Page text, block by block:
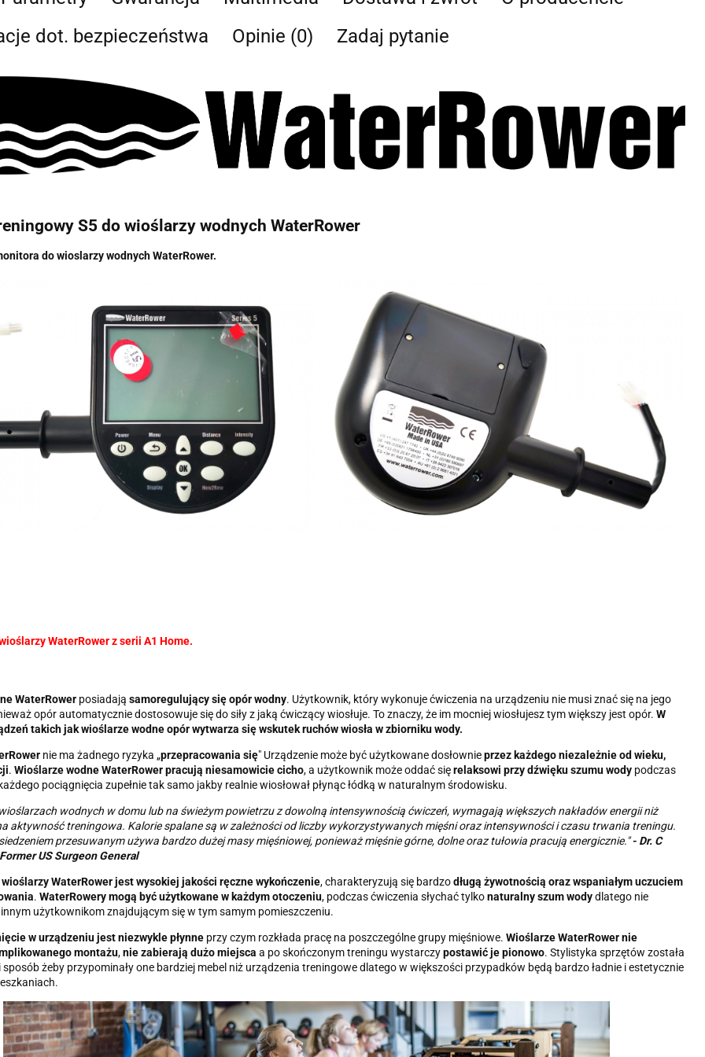
dot. bezpieczeństwa
Opinie (0) Zadaj pytanie
S5 do wioślarzy wodnych WaterRower
do wioslarzy wodnych WaterRower.
WaterRower z serii A1 Home.
WaterRower posiadają samoregulujący się opór wodny. Użytkownik, który wykonuje ćwiczenia na urządzeniu nie musi znać się na jego
opór automatycznie dostosowuje się do siły z jaką ćwiczący wiosłuje. To znaczy, że im mocniej wiosłujesz tym większy jest opór. W
takich jak wioślarze wodne opór wytwarza się wskutek ruchów wiosła w zbiorniku wody.
nie ma żadnego ryzyka „przepracowania się" Urządzenie może być użytkowane dosłownieprzez każdego niezależnie od wieku,
. Wioślarze wodne WaterRower pracują niesamowicie cicho, a użytkownik może oddać sięrelaksowi przy dźwięku szumu wody podczas
pociągnięcia zupełnie tak samo jakby realnie wiosłował płynąc łódką w naturalnym środowisku.
wodnych w domu lub na świeżym powietrzu z dowolną intensywnością ćwiczeń, wymagają większych nakładów energii niż
aktywność treningowa. Kalorie spalane są w zależności od liczby wykorzystywanych mięśni oraz intensywności i czasu trwania treningu.
przesuwanym używa bardzo dużej masy mięśniowej, ponieważ mięśnie górne, dolne oraz tułowia pracują energicznie."- Dr. C
US Surgeon General
wioślarzy WaterRower jest wysokiej jakości ręczne wykończenie, charakteryzują się bardzodługą żywotnością oraz wspaniałym uczuciem
. WaterRowery mogą być użytkowane w każdym otoczeniu, podczas ćwiczenia słychać tylkonaturalny szum wodydlatego nie
użytkownikom znajdującym się w tym samym pomieszczeniu.
w urządzeniu jest niezwykle płynne przy czym rozkłada pracę na poszczególne grupy mięśniowe. Wioślarze WaterRower nie
montażu,nie zabierają dużo miejsca a po skończonym treningu wystarczypostawić je pionowo. Stylistyka sprzętów została
żeby przypominały one bardziej mebel niż urządzenia treningowe dlatego w większości przypadków będą bardzo ładnie i estetycznie